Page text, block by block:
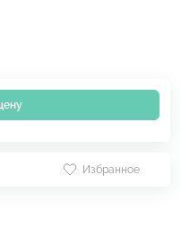
Избранное